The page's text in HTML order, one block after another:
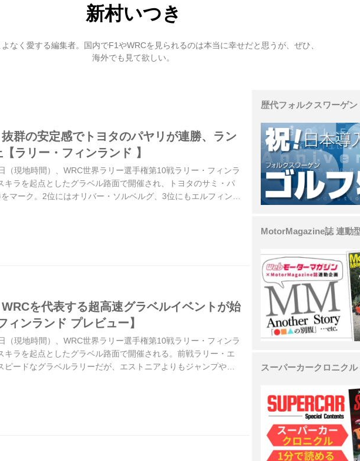
新村いつき
なく愛する編集者。国内でF1やWRCを見られるのは本当に幸せだと思うが、ぜひ、
海外でも見て欲しい。
抜群の安定感でトヨタのパヤリが連勝、ラン
ラリー・フィンランド 】
（現地時間）、WRC世界ラリー選手権第10戦ラリー・フィンラ
キラを起点としたグラベル路面で開催され、トヨタのサミ・パ
マーク。2位にはオリバー・ソルベルグ、3位にもエルフィン・
が1-2-3フィニッシュを達成した。勝田貴元（トヨタ）は雨模様
ウトを喫して左フロントを大破し、6位に終わった。
WRCを代表する超高速グラベルイベントが始
ィンランド プレビュー】
（現地時間）、WRC世界ラリー選手権第10戦ラリー・フィンラ
キラを起点としたグラベル路面で開催される。前戦ラリー・エ
ピードなグラベルラリーだが、エストニアよりもジャンプやク
多く、またステージの路面はやや硬く、エストニアを上回る
歴代フォルクスワーゲ
MotorMagazine誌 連動
スーパーカークロニクル